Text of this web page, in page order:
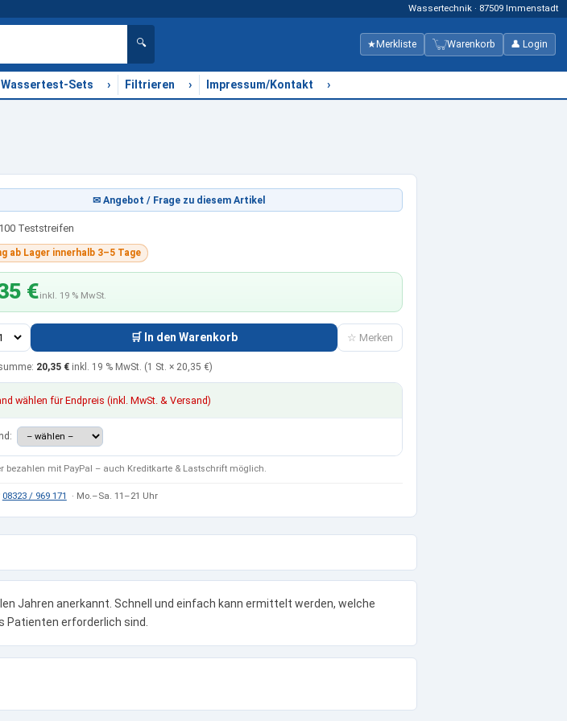
Wassertechnik · 87509 Immenstadt
🔍 ★ Merkliste Warenkorb 👤 Login
Wassertest-Sets › Filtrieren › Impressum/Kontakt ›
✉ Angebot / Frage zu diesem Artikel
Teststreifen
ab Lager innerhalb 3–5 Tage
€inkl. 19 % MwSt.
🛒 In den Warenkorb ☆ Merken
20,35 € inkl. 19 % MwSt. (1 St. × 20,35 €)
wählen für Endpreis (inkl. MwSt. & Versand)
bezahlen mit PayPal – auch Kreditkarte & Lastschrift möglich.
08323 / 969 171 · Mo.–Sa. 11–21 Uhr
Jahren anerkannt. Schnell und einfach kann ermittelt werden, welche
erforderlich sind.